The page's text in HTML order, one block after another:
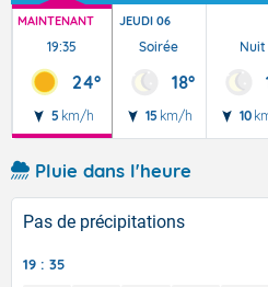
MAINTENANT
19:35
24°
5 km/h
JEUDI 06
Soirée
18°
15 km/h
Nuit
10
Pluie dans l'heure
Pas de précipitations
19 : 35